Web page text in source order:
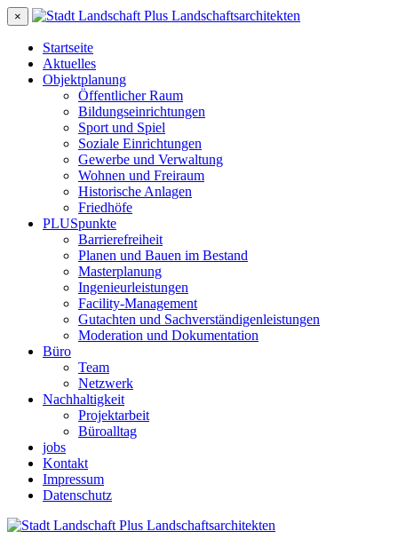
×
Startseite
Aktuelles
Objektplanung
Öffentlicher Raum
Bildungseinrichtungen
Sport und Spiel
Soziale Einrichtungen
Gewerbe und Verwaltung
Wohnen und Freiraum
Historische Anlagen
Friedhöfe
PLUSpunkte
Barrierefreiheit
Planen und Bauen im Bestand
Masterplanung
Ingenieurleistungen
Facility-Management
Gutachten und Sachverständigenleistungen
Moderation und Dokumentation
Büro
Team
Netzwerk
Nachhaltigkeit
Projektarbeit
Büroalltag
jobs
Kontakt
Impressum
Datenschutz